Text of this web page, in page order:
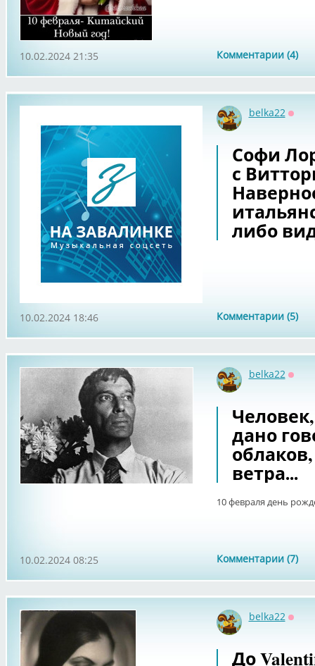
Комментарии (4)
10.02.2024 21:35
belka22
Софи
с
либо
Комментарии (5)
10.02.2024 18:46
belka22
дано
ветра...
10 февраля день
Комментарии (7)
10.02.2024 08:25
belka22
До